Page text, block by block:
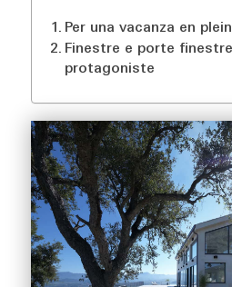
Per una vacanza en
Finestre e porte
protagoniste